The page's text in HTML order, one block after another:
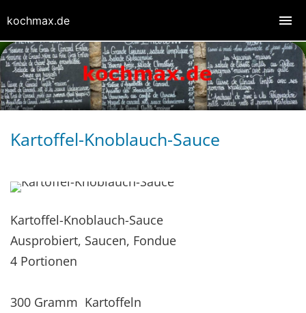
Kartoffel-Knoblauch-Sauce
Kartoffel-Knoblauch-Sauce
Ausprobiert, Saucen, Fondue
4 Portionen
300 Gramm Kartoffeln
kochmax.de